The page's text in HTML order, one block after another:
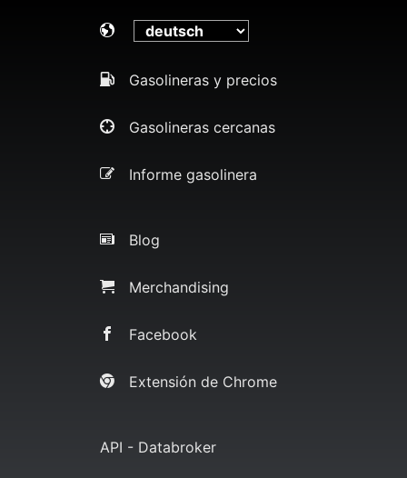
Gasolineras y precios
Gasolineras cercanas
Informe gasolinera
Blog
Merchandising
Facebook
Extensión de Chrome
API - Databroker